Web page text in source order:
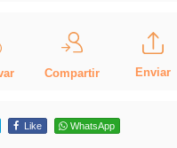
Compartir Enviar
Like WhatsApp